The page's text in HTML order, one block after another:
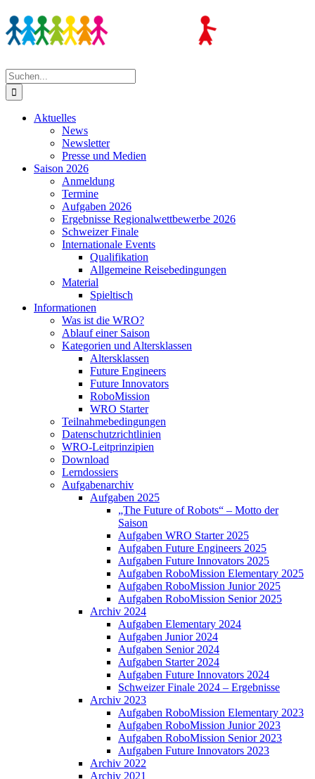
Inhalt
springen
Suche
nach:
Aktuelles
News
Newsletter
Presse und Medien
Saison 2026
Anmeldung
Termine
Aufgaben 2026
Ergebnisse Regionalwettbewerbe 2026
Schweizer Finale
Internationale Events
Qualifikation
Allgemeine Reisebedingungen
Material
Spieltisch
Informationen
Was ist die WRO?
Ablauf einer Saison
Kategorien und Altersklassen
Altersklassen
Future Engineers
Future Innovators
RoboMission
WRO Starter
Teilnahmebedingungen
Datenschutzrichtlinien
WRO-Leitprinzipien
Download
Lerndossiers
Aufgabenarchiv
Aufgaben 2025
„The Future of Robots“ – Motto der
Saison
Aufgaben WRO Starter 2025
Aufgaben Future Engineers 2025
Aufgaben Future Innovators 2025
Aufgaben RoboMission Elementary 2025
Aufgaben RoboMission Junior 2025
Aufgaben RoboMission Senior 2025
Archiv 2024
Aufgaben Elementary 2024
Aufgaben Junior 2024
Aufgaben Senior 2024
Aufgaben Starter 2024
Aufgaben Future Innovators 2024
Schweizer Finale 2024 – Ergebnisse
Archiv 2023
Aufgaben RoboMission Elementary 2023
Aufgaben RoboMission Junior 2023
Aufgaben RoboMission Senior 2023
Aufgaben Future Innovators 2023
Archiv 2022
Archiv 2021